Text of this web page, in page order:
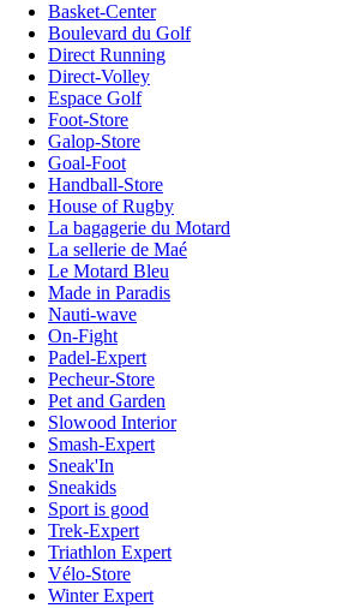
Basket-Center
Boulevard du Golf
Direct Running
Direct-Volley
Espace Golf
Foot-Store
Galop-Store
Goal-Foot
Handball-Store
House of Rugby
La bagagerie du Motard
La sellerie de Maé
Le Motard Bleu
Made in Paradis
Nauti-wave
On-Fight
Padel-Expert
Pecheur-Store
Pet and Garden
Slowood Interior
Smash-Expert
Sneak'In
Sneakids
Sport is good
Trek-Expert
Triathlon Expert
Vélo-Store
Winter Expert